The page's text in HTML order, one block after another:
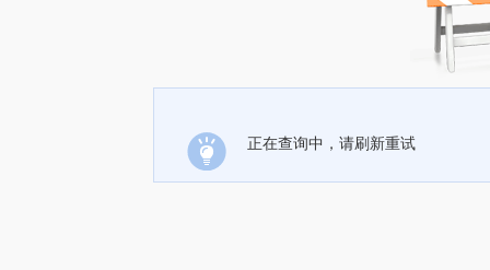
正在查询中，请刷新重试